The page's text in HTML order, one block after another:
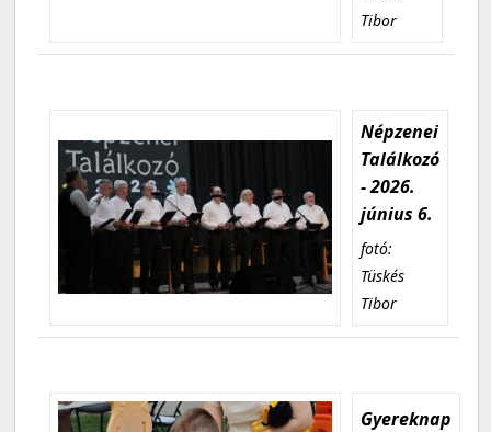
Tibor
Népzenei
Találkozó
- 2026.
június 6.
fotó:
Tüskés
Tibor
Gyereknap